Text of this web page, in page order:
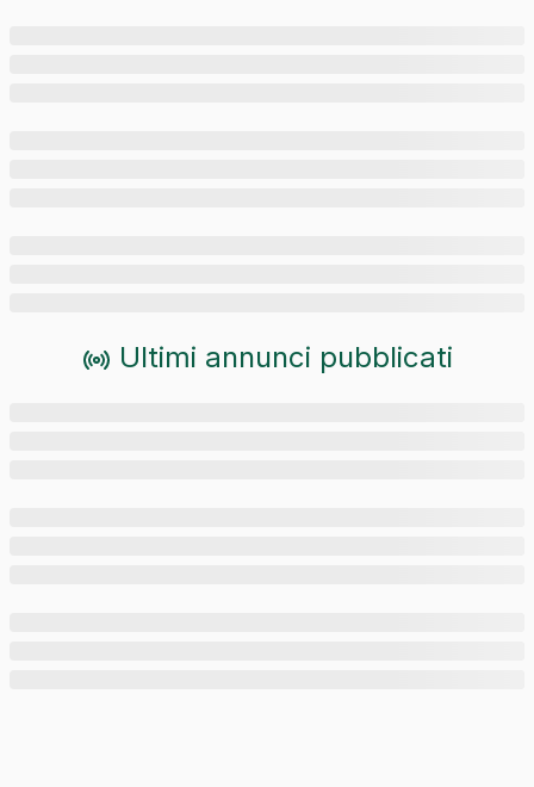
Ultimi annunci pubblicati